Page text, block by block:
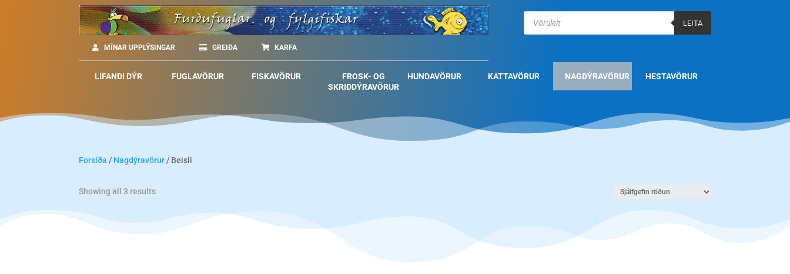
MÍNAR UPPLÝSINGAR GREIÐA KARFA
Products
search
LEITA
LIFANDI DÝR FUGLAVÖRUR FISKAVÖRUR
FROSK- OG
SKRIÐDÝRAVÖRUR
HUNDAVÖRUR KATTAVÖRUR NAGDÝRAVÖRUR HESTAVÖRUR
Forsíða / Nagdýravörur / Beisli
Showing all 3 results